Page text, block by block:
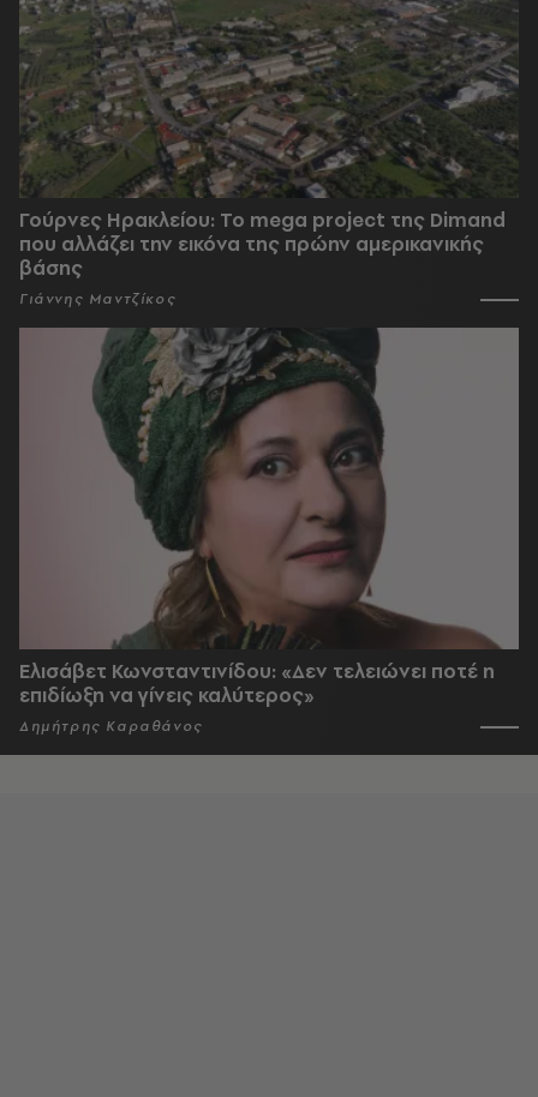
Γούρνες Ηρακλείου: To mega project της Dimand
που αλλάζει την εικόνα της πρώην αμερικανικής
βάσης
Γιάννης Μαντζίκος
Ελισάβετ Κωνσταντινίδου: «Δεν τελειώνει ποτέ η
επιδίωξη να γίνεις καλύτερος»
Δημήτρης Καραθάνος